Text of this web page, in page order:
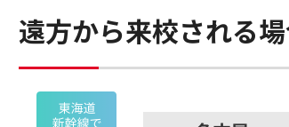
遠方から来校される